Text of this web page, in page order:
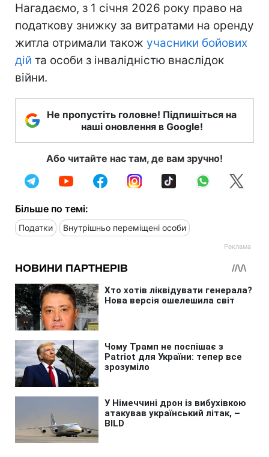
Нагадаємо, з 1 січня 2026 року право на
податкову знижку за витратами на оренду
житла отримали також учасники бойових
дій та особи з інвалідністю внаслідок
війни.
Не пропустіть головне! Підпишіться на
наші оновлення в Google!
Або читайте нас там, де вам зручно!
Більше по темі:
Податки Внутрішньо переміщені особи